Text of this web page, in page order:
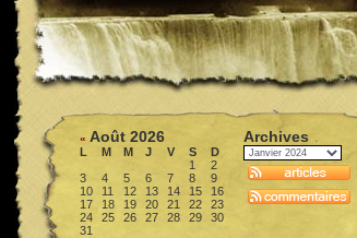
« Août 2026
L M M J V S
D
1
2
3
4 5 6 7 8
9
10
11 12 13 14 15
16
17
18 19 20 21 22
23
24
25 26 27 28 29
30
31
Archives